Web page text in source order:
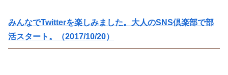
みんなでTwitterを楽しみました。大人のSNS倶楽部で部
活スタート。（2017/10/20）